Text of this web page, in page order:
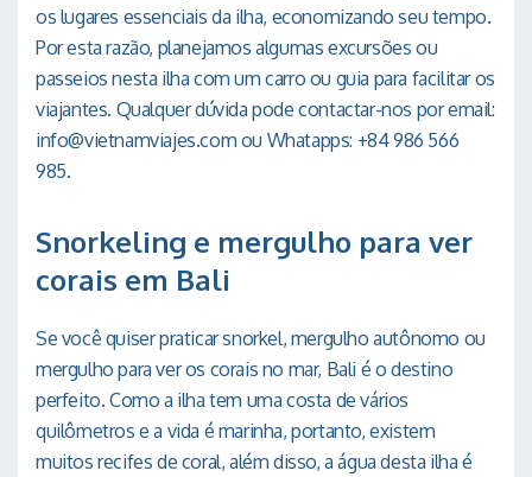
os lugares essenciais da ilha, economizando seu tempo.
Por esta razão, planejamos algumas excursões ou
passeios nesta ilha com um carro ou guia para facilitar os
viajantes. Qualquer dúvida pode contactar-nos por email:
info@vietnamviajes.com ou Whatapps: +84 986 566
985.
Snorkeling e mergulho para ver
corais em Bali
Se você quiser praticar snorkel, mergulho autônomo ou
mergulho para ver os corais no mar, Bali é o destino
perfeito. Como a ilha tem uma costa de vários
quilômetros e a vida é marinha, portanto, existem
muitos recifes de coral, além disso, a água desta ilha é